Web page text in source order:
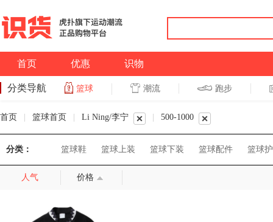
首页 优惠 识物
分类导航 篮球 潮流 跑步
首页 篮球首页 Li Ning/李宁 500-1000
分类： 篮球鞋 篮球上装 篮球下装 篮球配件 篮球
人气 价格